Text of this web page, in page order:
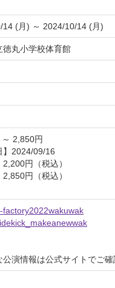
14 (月) ～ 2024/10/14 (月)
徳丸小学校体育館
2,850円
】2024/09/16
円（税込）
円（税込）
factory2022wakuwak
演情報は公式サイトでご確